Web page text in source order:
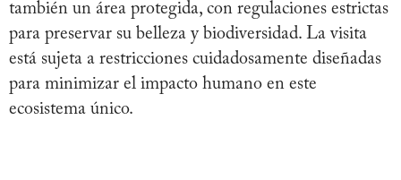
también un área protegida, con regulaciones estrictas
para preservar su belleza y biodiversidad. La visita
está sujeta a restricciones cuidadosamente diseñadas
para minimizar el impacto humano en este
ecosistema único.